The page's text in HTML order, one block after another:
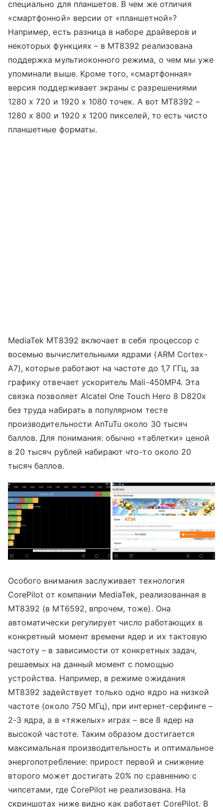
специально для планшетов. В чем же отличия
«смартфонной» версии от «планшетной»?
Например, есть разница в наборе драйверов и
некоторых функциях – в MT8392 реализована
поддержка мультиоконного режима, о чем мы уже
упоминали выше. Кроме того, «смартфонная»
версия поддерживает экраны с разрешениями
1280 х 720 и 1920 х 1080 точек. А вот MT8392 –
1280 х 800 и 1920 х 1200 пикселей, то есть чисто
планшетные форматы.
MediaTek MT8392 включает в себя процессор с
восемью вычислительными ядрами (ARM Cortex-
A7), которые работают на частоте до 1,7 ГГц, за
графику отвечает ускоритель Mali-450MP4. Эта
связка позволяет Alcatel One Touch Hero 8 D820x
без труда набирать в популярном тесте
производительности AnTuTu около 30 тысяч
баллов. Для понимания: обычно «таблетки» ценой
в 20 тысяч рублей набирают что-то около 20
тысяч баллов.
Особого внимания заслуживает технология
CorePilot от компании MediaTek, реализованная в
MT8392 (в MT6592, впрочем, тоже). Она
автоматически регулирует число работающих в
конкретный момент времени ядер и их тактовую
частоту – в зависимости от конкретных задач,
решаемых на данный момент с помощью
устройства. Например, в режиме ожидания
MT8392 задействует только одно ядро на низкой
частоте (около 750 МГц), при интернет-серфинге –
2-3 ядра, а в «тяжелых» играх – все 8 ядер на
высокой частоте. Таким образом достигается
максимальная производительность и оптимальное
энергопотребление: прирост первой и снижение
второго может достигать 20% по сравнению с
чипсетами, где CorePilot не реализована. На
скриншотах ниже видно как работает CorePilot. В